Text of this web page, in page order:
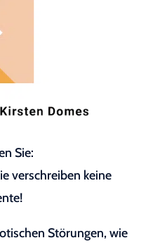
Sie:
verschreiben keine
Störungen, wie